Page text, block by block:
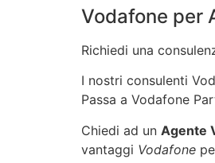
Vodafone per
Richiedi una
I nostri consulenti
Passa a Vodafone
Chiedi ad un Agente
vantaggi Vodafone